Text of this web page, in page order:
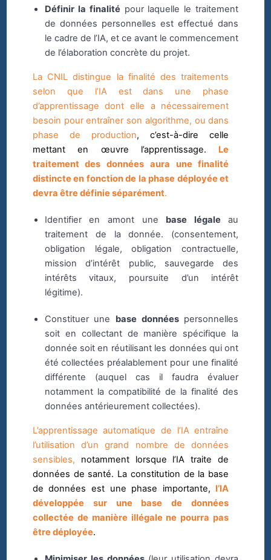
Définir la finalité pour laquelle le traitement
de données personnelles est effectué dans
le cadre de l’IA, et ce avant le commencement
de l’élaboration concrète du projet.
La CNIL distingue la finalité des traitements
selon que l’IA est dans une phase
d’apprentissage dont elle a nécessairement
besoin pour entraîner son algorithme, ou dans
phase de production, c’est-à-dire celle
mettant en œuvre l’apprentissage. Le
traitement des données aura une finalité
distincte en fonction de la phase déployée et
devra être définie séparément.
Identifier en amont une base légale au
traitement de la donnée. (consentement,
obligation légale, obligation contractuelle,
mission d’intérêt public, sauvegarde des
intérêts vitaux, poursuite d’un intérêt
légitime).
Constituer une base donnéespersonnelles
soit en collectant de manière spécifique la
donnée soit en réutilisant les données qui ont
été collectées préalablement pour une finalité
différente (auquel cas il faudra évaluer
notamment la compatibilité de la finalité des
données antérieurement collectées).
L’apprentissage automatique de l’IA entraîne
l’utilisation d’un grand nombre de données
sensibles, notamment lorsque l’IA traite de
données de santé. La constitution de la base
de données est une phase importante,l’IA
développée sur une base de données
collectée de manière illégale ne pourra pas
être déployée.